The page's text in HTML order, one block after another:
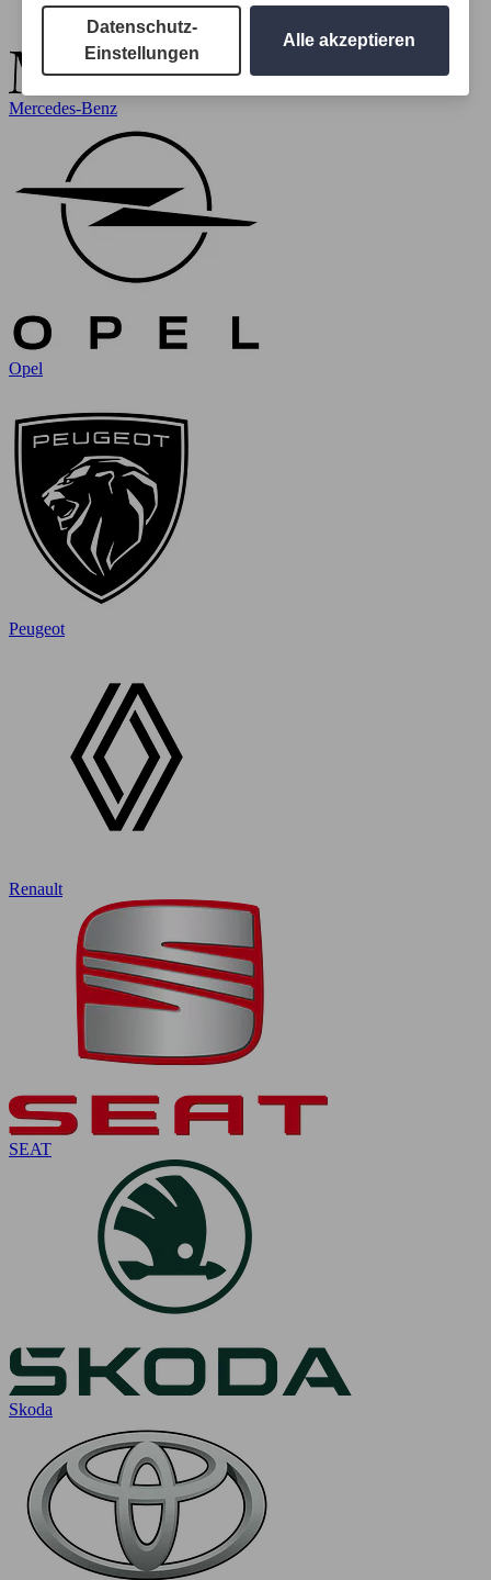
Mercedes-Benz
Opel
Peugeot
Renault
SEAT
Skoda
Datenschutz-
Einstellungen
Alle akzeptieren